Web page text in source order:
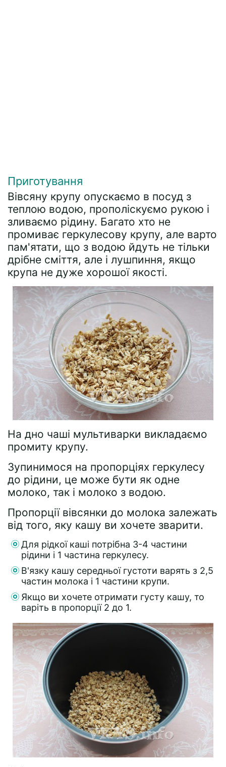
Приготування
Вівсяну крупу опускаємо в посуд з
теплою водою, прополіскуємо рукою і
зливаємо рідину. Багато хто не
промиває геркулесову крупу, але варто
пам'ятати, що з водою йдуть не тільки
дрібне сміття, але і лушпиння, якщо
крупа не дуже хорошої якості.
На дно чаші мультиварки викладаємо
промиту крупу.
Зупинимося на пропорціях геркулесу
до рідини, це може бути як одне
молоко, так і молоко з водою.
Пропорції вівсянки до молока залежать
від того, яку кашу ви хочете зварити.
Для рідкої каші потрібна 3-4 частини
рідини і 1 частина геркулесу.
В'язку кашу середньої густоти варять з 2,5
частин молока і 1 частини крупи.
Якщо ви хочете отримати густу кашу, то
варіть в пропорції 2 до 1.